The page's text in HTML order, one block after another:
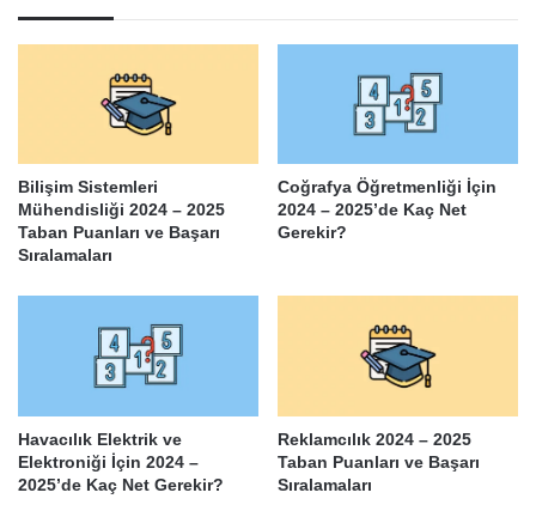
Bilişim Sistemleri
Mühendisliği 2024 – 2025
Taban Puanları ve Başarı
Sıralamaları
Coğrafya Öğretmenliği İçin
2024 – 2025’de Kaç Net
Gerekir?
Havacılık Elektrik ve
Elektroniği İçin 2024 –
2025’de Kaç Net Gerekir?
Reklamcılık 2024 – 2025
Taban Puanları ve Başarı
Sıralamaları